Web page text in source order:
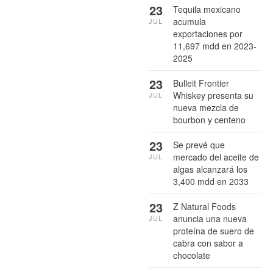
Tequila mexicano
acumula
exportaciones por
11,697 mdd en 2023-
2025
23
JUL
Bulleit Frontier
Whiskey presenta su
nueva mezcla de
bourbon y centeno
23
JUL
Se prevé que
mercado del aceite de
algas alcanzará los
3,400 mdd en 2033
23
JUL
Z Natural Foods
anuncia una nueva
proteína de suero de
cabra con sabor a
chocolate
23
JUL